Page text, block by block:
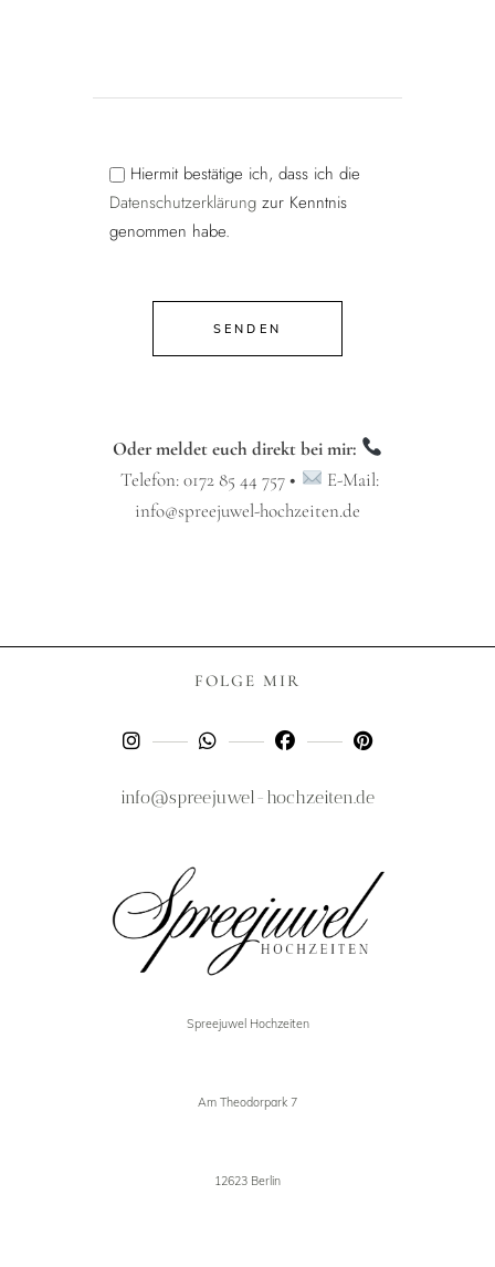
Hiermit bestätige ich, dass ich die
Datenschutzerklärung zur Kenntnis
genommen habe.
SENDEN
Oder meldet euch direkt bei mir:
Telefon:0172 85 44 757 •
E-Mail:
info@spreejuwel-hochzeiten.de
FOLGE MIR
info@spreejuwel-hochzeiten.de
Spreejuwel Hochzeiten
Am Theodorpark 7
12623 Berlin